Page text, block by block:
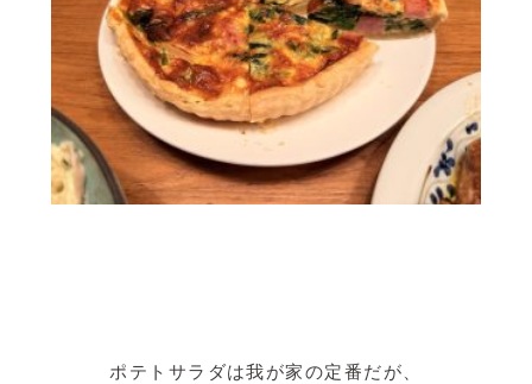
ポテトサラダは我が家の定番だが、